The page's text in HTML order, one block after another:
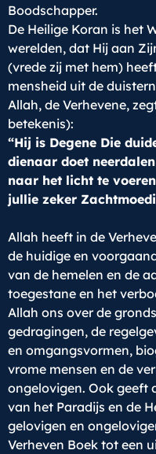
Boodschapper.
De Heilige Koran is het
werelden, dat Hij aan
(vrede zij met hem)
mensheid uit de
Allah, de Verhevene,
betekenis):
“Hij is Degene Die
dienaar doet
naar het licht te
jullie zeker
Allah heeft in de
de huidige en
van de hemelen en de
toegestane en het
Allah ons over de
gedragingen, de
en omgangsvormen,
vrome mensen en de
ongelovigen. Ook geeft
van het Paradijs en de
gelovigen en
Verheven Boek tot een